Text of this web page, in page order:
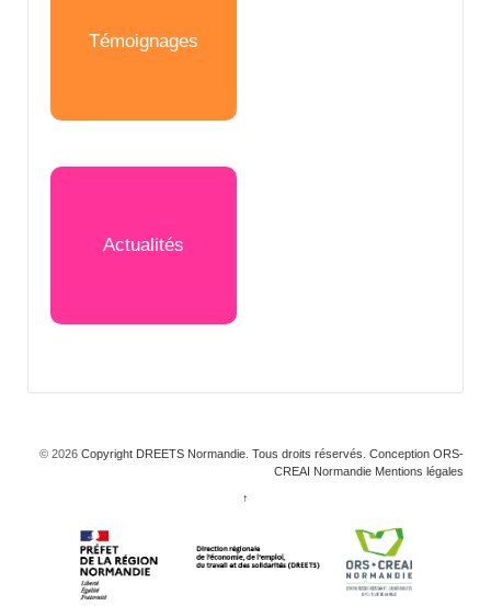
Témoignages
Actualités
© 2026 Copyright DREETS Normandie. Tous droits réservés. Conception ORS-
CREAI Normandie Mentions légales
↑